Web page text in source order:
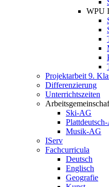
WPU
Projektarbeit 9.
Differenzierung
Unterrichtszeiten
Ski-AG
Musik-AG
IServ
Fachcurricula
Deutsch
Englisch
Geografie